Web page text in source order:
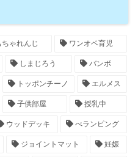
ゃれんじ ワンオペ育児
しまじろう バンボ
トッポンチーノ エルメス
子供部屋 授乳中
ウッドデッキ べランピング
ジョイントマット 妊娠